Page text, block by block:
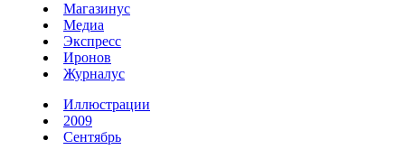
Магазинус
Медиа
Экспресс
Иронов
Журналус
Иллюстрации
2009
Сентябрь